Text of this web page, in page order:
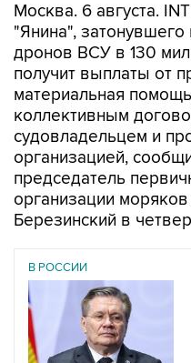
Москва. 6 августа.
"Янина", затонувшего
дронов ВСУ в 130
получит выплаты от
материальная
коллективным
судовладельцем и
организацией,
председатель
организации
Березинский в
В РОССИИ